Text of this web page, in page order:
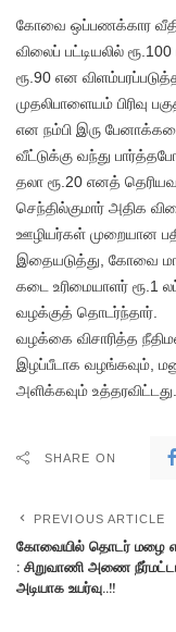
கோவை ஒப்பணக்கார
விலைப் பட்டியலில்
ரூ.90 என
முதலிபாளையம் பிரிவு
என நம்பி இரு
வீட்டுக்கு வந்து
தலா ரூ.20 எனத்
செந்தில்குமார் அதிக
ஊழியர்கள் முறையான
இதையடுத்து, கோவை
கடை உரிமையாளர் ரூ.1
வழக்குத் தொடர்ந்தார்.
வழக்கை விசாரித்த
இழப்பீடாக வழங்கவும்,
அளிக்கவும் உத்தரவிட்டது.
SHARE ON
PREVIOUS ARTICLE
கோவையில் தொடர் மழை
: சிறுவாணி அணை
அடியாக உயர்வு..!!